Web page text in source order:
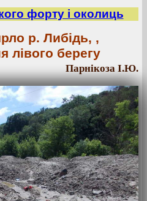
форту і околиць
р. Либідь, ,
лівого берегу
Парнікоза І.Ю.